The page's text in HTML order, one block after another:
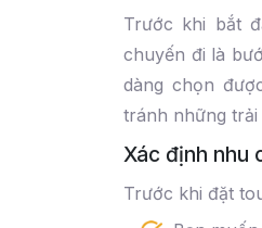
Trước khi bắt
chuyến đi là
dàng chọn
tránh những
Xác định nhu
Trước khi đặt